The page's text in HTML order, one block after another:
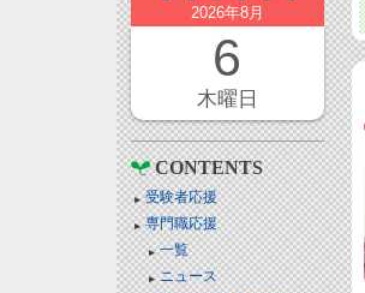
2026年8月
6
木曜日
CONTENTS
受験者応援
専門職応援
一覧
ニュース